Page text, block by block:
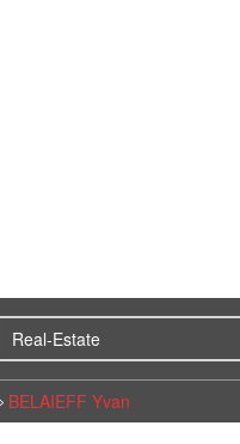
BELAIEFF Yvan